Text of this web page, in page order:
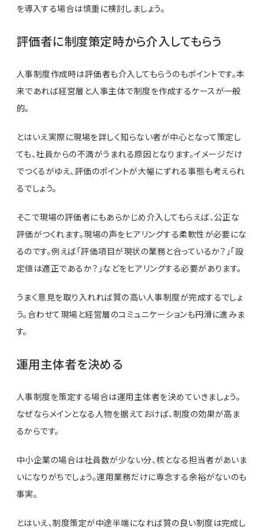
を導入する場合は慎重に検討しましょう。
評価者に制度策定時から介入してもらう
人事制度作成時は評価者も介入してもらうのもポイントです。本
来であれば経営層と人事主体で制度を作成するケースが一般
的。
とはいえ実際に現場を詳しく知らない者が中心となって策定し
ても、社員からの不満がうまれる原因となります。イメージだけ
でつくるがゆえ、評価のポイントが大幅にずれる事態も考えられ
るでしょう。
そこで現場の評価者にもあらかじめ介入してもらえば、公正な
評価がつくれます。現場の声をヒアリングする柔軟性が必要にな
るのです。例えば「評価項目が現状の業務と合っているか？」「設
定値は適正であるか？」などをヒアリングする必要があります。
うまく意見を取り入れれば質の高い人事制度が完成するでしょ
う。合わせて現場と経営層のコミュニケーションも円滑に進みま
す。
運用主体者を決める
人事制度を策定する場合は運用主体者を決めていきましょう。
なぜならメインとなる人物を据えておけば、制度の効果が高ま
るからです。
中小企業の場合は社員数が少ない分、核となる担当者があいま
いになりがちでしょう。運用業務だけに専念する余裕がないのも
事実。
とはいえ、制度策定が中途半端になれば質の良い制度は完成し